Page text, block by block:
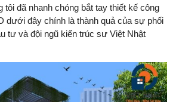
tôi đã nhanh chóng bắt tay thiết kế công
dưới đây chính là thành quả của sự phối
tư và đội ngũ kiến trúc sư Việt Nhật